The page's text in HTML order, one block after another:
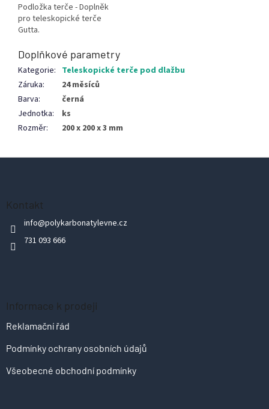
Podložka terče - Doplněk
pro teleskopické terče
Gutta.
Doplňkové parametry
Kategorie: Teleskopické terče pod dlažbu
Záruka:
24 měsíců
Barva:
černá
Jednotka:
ks
Rozměr: 200 x 200 x 3 mm
Kontakt
info@polykarbonatylevne.cz
731 093 666
Informace k prodeji
Reklamační řád
Podmínky ochrany osobních údajů
Všeobecné obchodní podmínky